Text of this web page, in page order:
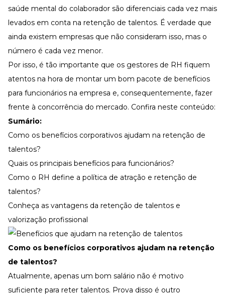
Newsletters
saúde mental do colaborador são diferenciais cada vez mais
levados em conta na retenção de talentos. É verdade que
ainda existem empresas que não consideram isso, mas o
número é cada vez menor.
Por isso, é tão importante que os gestores de RH fiquem
atentos na hora de montar um bom pacote de benefícios
para funcionários na empresa e, consequentemente, fazer
frente à concorrência do mercado. Confira neste conteúdo:
Sumário:
Como os benefícios corporativos ajudam na retenção de
talentos?
Quais os principais benefícios para funcionários?
Como o RH define a política de atração e retenção de
talentos?
Conheça as vantagens da retenção de talentos e
valorização profissional
Como os benefícios corporativos ajudam na retenção
de talentos?
Atualmente, apenas um bom salário não é motivo
suficiente para reter talentos. Prova disso é outro